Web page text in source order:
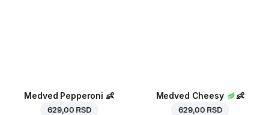
Medved Pepperoni 👶
629,00 RSD
Medved Cheesy 👶
629,00 RSD